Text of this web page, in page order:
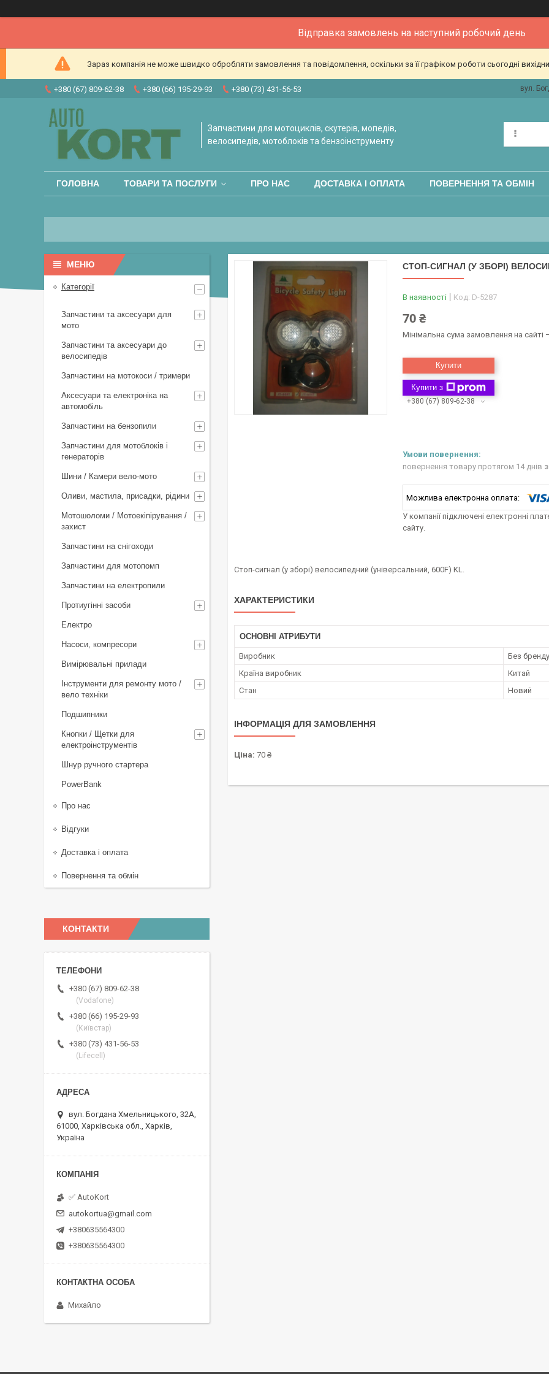
Відправка замовлень на наступний робочий день
Зараз компанія не може швидко обробляти замовлення та повідомлення, оскільки за її графіком роботи сьогодні
+380 (67) 809-62-38 +380 (66) 195-29-93 +380 (73) 431-56-53 вул.
Запчастини для мотоциклів, скутерів, мопедів,
велосипедів, мотоблоків та бензоінструменту
ГОЛОВНА ТОВАРИ ТА ПОСЛУГИ ПРО НАС ДОСТАВКА І ОПЛАТА ПОВЕРНЕННЯ ТА ОБМІН
СТОП-СИГНАЛ (У ЗБОРІ)
В наявності Код: D-5287
70 ₴
Мінімальна сума замовлення на сайті
Купити
Купити з
+380 (67) 809-62-38
повернення товару протягом 14 днів
У компанії підключені електронні
сайту.
Стоп-сигнал (у зборі) велосипедний (універсальний, 600F) KL.
ХАРАКТЕРИСТИКИ
ОСНОВНІ АТРИБУТИ
Виробник
Без бренду
Країна виробник
Китай
Стан
Новий
ІНФОРМАЦІЯ ДЛЯ ЗАМОВЛЕННЯ
Ціна: 70 ₴
Категорії
Запчастини та аксесуари для
мото
Запчастини та аксесуари до
велосипедів
Запчастини на мотокоси / тримери
Аксесуари та електроніка на
автомобіль
Запчастини на бензопили
Запчастини для мотоблоків і
генераторів
Шини / Камери вело-мото
Оливи, мастила, присадки, рідини
Мотошоломи / Мотоекіпірування /
захист
Запчастини на снігоходи
Запчастини для мотопомп
Запчастини на електропили
Протиугінні засоби
Електро
Насоси, компресори
Вимірювальні прилади
Інструменти для ремонту мото /
вело техніки
Подшипники
Кнопки / Щетки для
електроінструментів
Шнур ручного стартера
PowerBank
Про нас
Відгуки
Доставка і оплата
Повернення та обмін
КОНТАКТИ
+380 (67) 809-62-38
(Vodafone)
+380 (66) 195-29-93
(Київстар)
+380 (73) 431-56-53
(Lifecell)
вул. Богдана Хмельницького, 32А,
61000, Харківська обл., Харків,
Україна
✅ AutoKort
autokortua@gmail.com
+380635564300
+380635564300
Михайло